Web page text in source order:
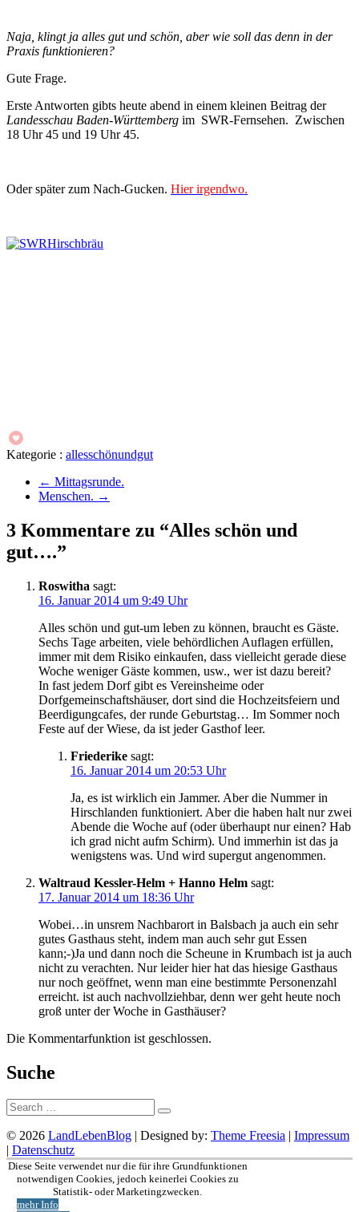
Naja, klingt ja alles gut und schön, aber wie soll das denn in der
Praxis funktionieren?
Gute Frage.
Erste Antworten gibts heute abend in einem kleinen Beitrag der
Landesschau Baden-Württemberg im SWR-Fernsehen. Zwischen
18 Uhr 45 und 19 Uhr 45.
Oder später zum Nach-Gucken. Hier irgendwo.
Kategorie : allesschönundgut
← Mittagsrunde.
Menschen. →
3 Kommentare zu “Alles schön und
gut….”
Roswitha sagt:
16. Januar 2014 um 9:49 Uhr
Alles schön und gut-um leben zu können, braucht es Gäste.
Sechs Tage arbeiten, viele behördlichen Auflagen erfüllen,
immer mit dem Risiko einkaufen, dass vielleicht gerade diese
Woche weniger Gäste kommen, usw., wer ist dazu bereit?
In fast jedem Dorf gibt es Vereinsheime oder
Dorfgemeinschaftshäuser, dort sind die Hochzeitsfeiern und
Beerdigungcafes, der runde Geburtstag… Im Sommer noch
Feste auf der Wiese, da ist jeder Gasthof leer.
Friederike sagt:
16. Januar 2014 um 20:53 Uhr
Ja, es ist wirklich ein Jammer. Aber die Nummer in
Hirschlanden funktioniert. Aber die haben halt nur zwei
Abende die Woche auf (oder überhaupt nur einen? Hab
ich grad nicht aufm Schirm). Und immerhin ist das ja
wenigstens was. Und wird supergut angenommen.
Waltraud Kessler-Helm + Hanno Helm sagt:
17. Januar 2014 um 18:36 Uhr
Wobei…in unsrem Nachbarort in Balsbach ja auch ein sehr
gutes Gasthaus steht, indem man auch sehr gut Essen
kann;-)Ja und dann noch die Scheune in Krumbach ist ja auch
nicht zu verachten. Nur leider hier hat das hiesige Gasthaus
nur noch geöffnet, wenn man eine bestimmte Personenzahl
erreicht. ist auch nachvollziehbar, denn wer geht heute noch
groß unter der Woche in Gasthäuser?
Die Kommentarfunktion ist geschlossen.
Suche
Suche:
© 2026 LandLebenBlog | Designed by: Theme Freesia | Impressum
| Datenschutz
Nach
oben
Diese Seite verwendet nur die für ihre Grundfunktionen
notwendigen Cookies, jedoch keinerlei Cookies zu
Statistik- oder Marketingzwecken.
mehr Info